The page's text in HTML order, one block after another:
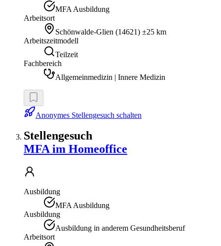
MFA Ausbildung
Arbeitsort
Schönwalde-Glien (14621) ±25 km
Arbeitszeitmodell
Teilzeit
Fachbereich
Allgemeinmedizin | Innere Medizin
Anonymes Stellengesuch schalten
Stellengesuch
MFA im Homeoffice
Ausbildung
MFA Ausbildung
Ausbildung
Ausbildung in anderem Gesundheitsberuf
Arbeitsort